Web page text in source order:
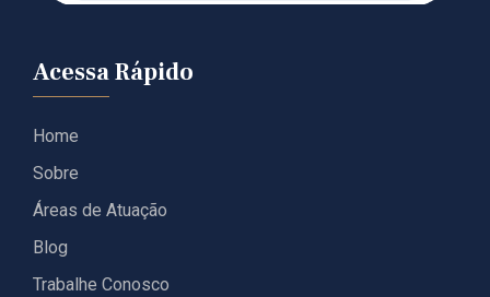
Acessa Rápido
Home
Sobre
Áreas de Atuação
Blog
Trabalhe Conosco